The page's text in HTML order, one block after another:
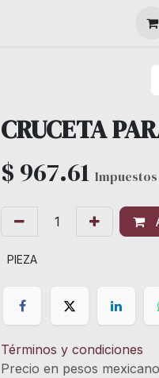
CRUCETA
$ 967.61
PIEZA
Términos y condiciones
Precio en pesos